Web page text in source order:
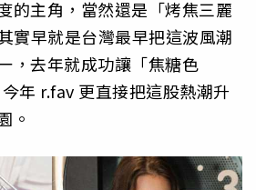
的主角，當然還是「烤焦三麗
實早就是台灣最早把這波風潮
，去年就成功讓「焦糖色
年 r.fav 更直接把這股熱潮升
。